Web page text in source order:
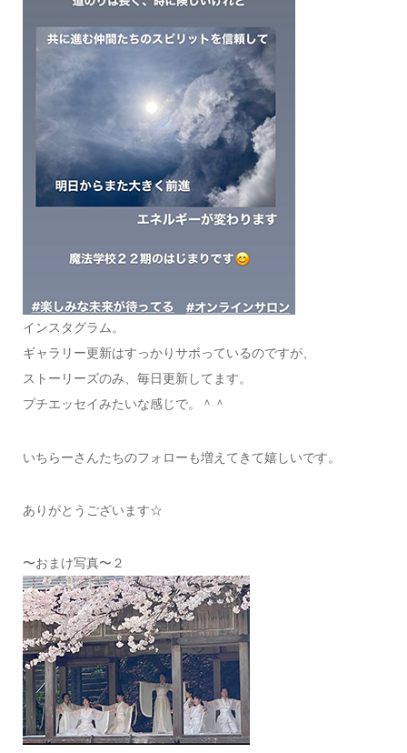
インスタグラム。
ギャラリー更新はすっかりサボっているのですが、
ストーリーズのみ、毎日更新してます。
プチエッセイみたいな感じで。＾＾
いちらーさんたちのフォローも増えてきて嬉しいです。
ありがとうございます☆
〜おまけ写真〜２